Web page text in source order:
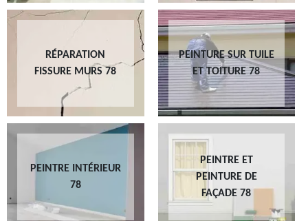
RÉPARATION
FISSURE MURS 78
PEINTURE SUR TUILE
ET TOITURE 78
PEINTRE INTÉRIEUR
78
PEINTRE ET
PEINTURE DE
FAÇADE 78